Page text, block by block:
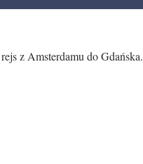
z Amsterdamu do Gdańska.